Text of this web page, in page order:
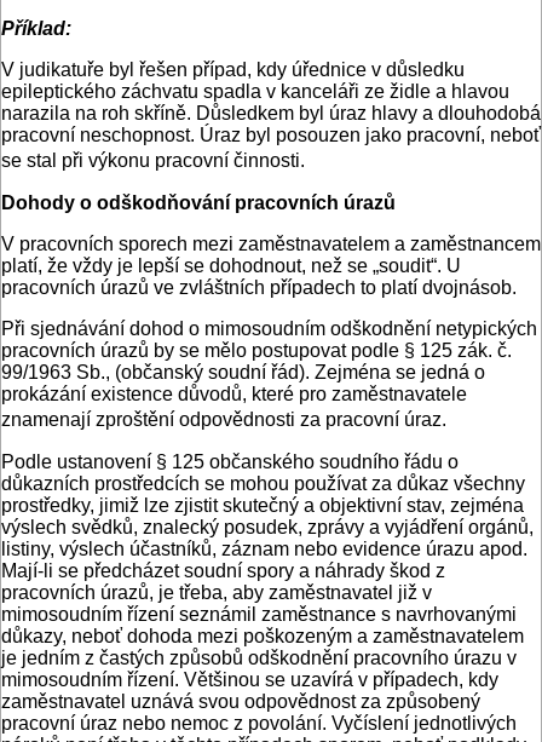
Příklad:
V judikatuře byl řešen případ, kdy úřednice v důsledku
epileptického záchvatu spadla v kanceláři ze židle a hlavou
narazila na roh skříně. Důsledkem byl úraz hlavy a dlouhodobá
pracovní neschopnost. Úraz byl posouzen jako pracovní, neboť
se stal při výkonu pracovní činnosti.
Dohody o odškodňování pracovních úrazů
V pracovních sporech mezi zaměstnavatelem a zaměstnancem
platí, že vždy je lepší se dohodnout, než se „soudit“. U
pracovních úrazů ve zvláštních případech to platí dvojnásob.
Při sjednávání dohod o mimosoudním odškodnění netypických
pracovních úrazů by se mělo postupovat podle § 125 zák. č.
99/1963 Sb., (občanský soudní řád). Zejména se jedná o
prokázání existence důvodů, které pro zaměstnavatele
znamenají zproštění odpovědnosti za pracovní úraz.
Podle ustanovení § 125 občanského soudního řádu o
důkazních prostředcích se mohou používat za důkaz všechny
prostředky, jimiž lze zjistit skutečný a objektivní stav, zejména
výslech svědků, znalecký posudek, zprávy a vyjádření orgánů,
listiny, výslech účastníků, záznam nebo evidence úrazu apod.
Mají-li se předcházet soudní spory a náhrady škod z
pracovních úrazů, je třeba, aby zaměstnavatel již v
mimosoudním řízení seznámil zaměstnance s navrhovanými
důkazy, neboť dohoda mezi poškozeným a zaměstnavatelem
je jedním z častých způsobů odškodnění pracovního úrazu v
mimosoudním řízení. Většinou se uzavírá v případech, kdy
zaměstnavatel uznává svou odpovědnost za způsobený
pracovní úraz nebo nemoc z povolání. Vyčíslení jednotlivých